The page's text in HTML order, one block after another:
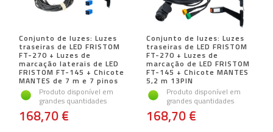
Conjunto de luzes: Luzes
traseiras de LED FRISTOM
FT-270 + Luzes de
marcação laterais de LED
FRISTOM FT-145 + Chicote
MANTES de 7 m e 7 pinos
Produto disponível em
grandes quantidades
168,70 €
Conjunto de luzes: Luzes
traseiras de LED FRISTOM
FT-270 + Luzes de
marcação de LED FRISTOM
FT-145 + Chicote MANTES
5,2 m 13PIN
Produto disponível em
grandes quantidades
168,70 €